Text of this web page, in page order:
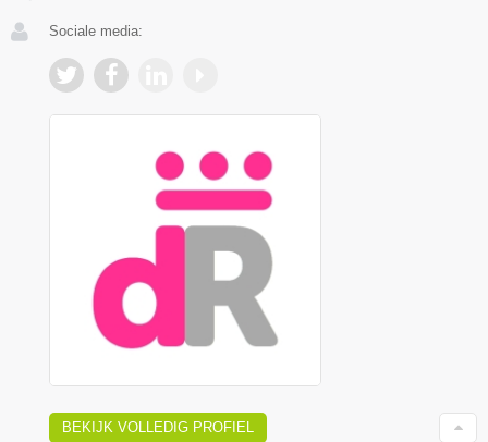
Sociale media:
BEKIJK VOLLEDIG PROFIEL